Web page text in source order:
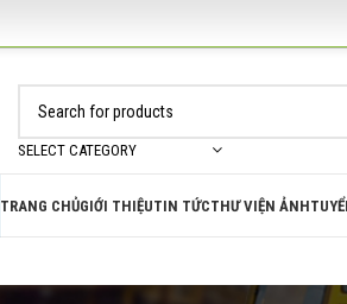
SELECT CATEGORY
TRANG CHỦGIỚI THIỆUTIN TỨCTHƯ VIỆN ẢNH